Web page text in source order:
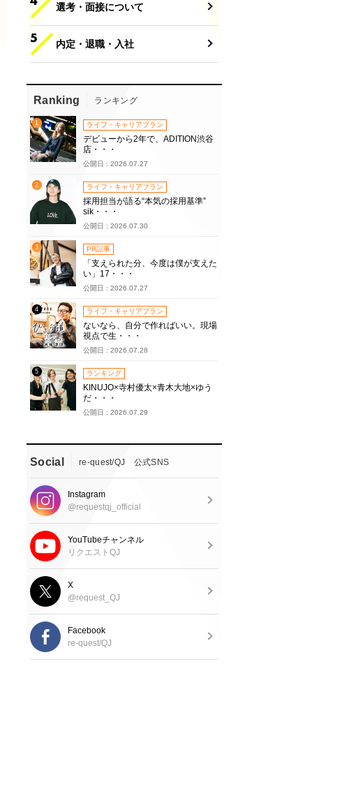
選考・面接について
内定・退職・入社
Ranking ランキング
1 ライフ・キャリアプラン
デビューから2年で、ADITION渋谷
店・・・
公開日 : 2026.07.27
2 ライフ・キャリアプラン
採用担当が語る“本気の採用基準”
sik・・・
公開日 : 2026.07.30
3 PR記事
「支えられた分、今度は僕が支えた
い」17・・・
公開日 : 2026.07.27
4 ライフ・キャリアプラン
ないなら、自分で作ればいい。現場
視点で生・・・
公開日 : 2026.07.28
5 ランキング
KINUJO×寺村優太×青木大地×ゆう
だ・・・
公開日 : 2026.07.29
Social re-quest/QJ 公式SNS
Instagram
@requestqj_official
YouTubeチャンネル
リクエストQJ
X
@request_QJ
Facebook
re-quest/QJ